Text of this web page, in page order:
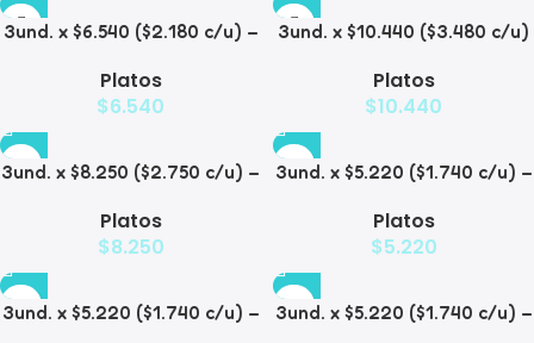
3und. x $6.540 ($2.180 c/u) –
Mascotas con Diseño
Decorativo
Platos
$6.540
3und. x $10.440 ($3.480 c/u)
Mascotas con Bowl de Acero
Platos
$10.440
3und. x $8.250 ($2.750 c/u) –
Mascotas con Diseño de
Gatos
Platos
$8.250
3und. x $5.220 ($1.740 c/u) –
Mascotas Texturizado
Platos
$5.220
3und. x $5.220 ($1.740 c/u) –
3und. x $5.220 ($1.740 c/u) –